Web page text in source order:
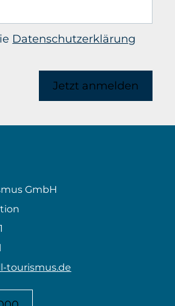
Datenschutzerklärung
Jetzt anmelden
GmbH
tourismus.de